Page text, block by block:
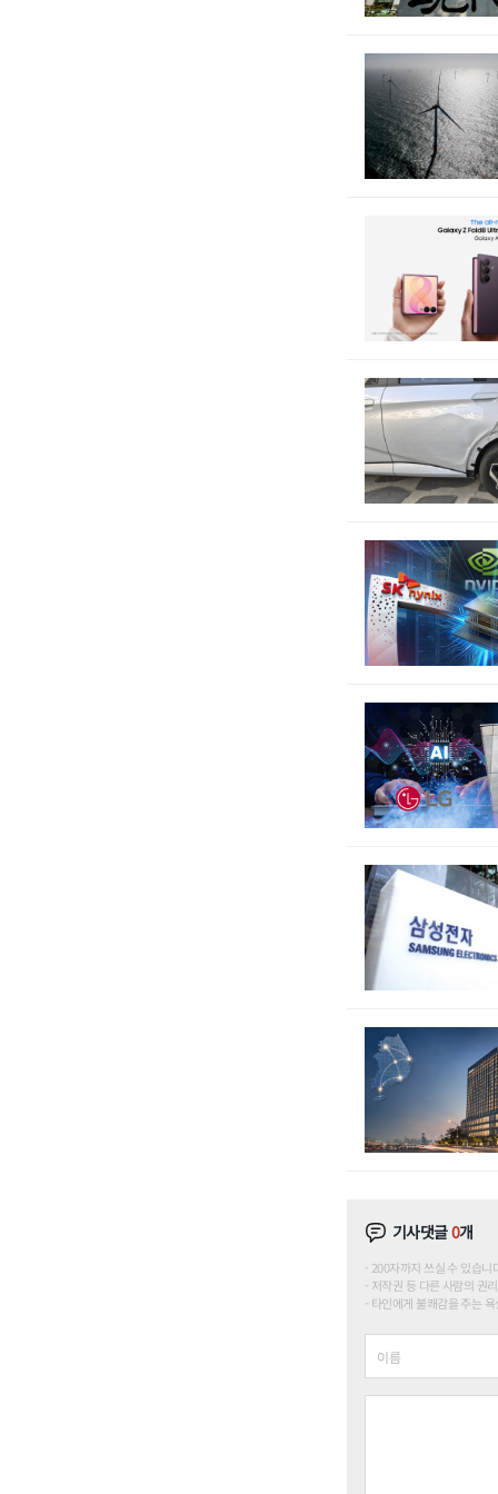
기사댓글0개
200자까지 쓰실 수 있습
저작권 등 다른 사람의 권
타인에게 불쾌감을 주는